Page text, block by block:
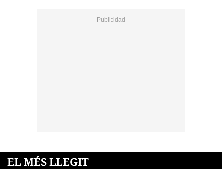
EL MÉS LLEGIT